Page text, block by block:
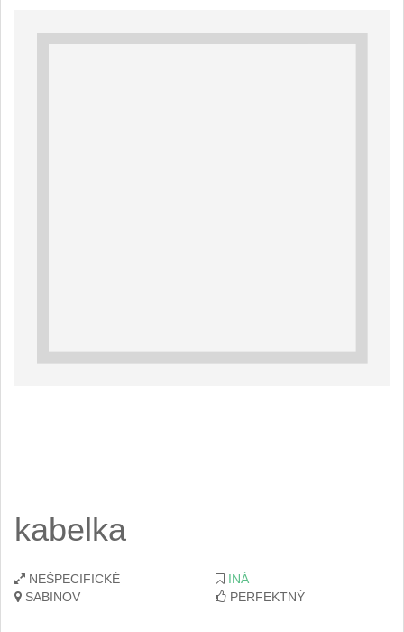
kabelka
NEŠPECIFICKÉ
INÁ
SABINOV
PERFEKTNÝ